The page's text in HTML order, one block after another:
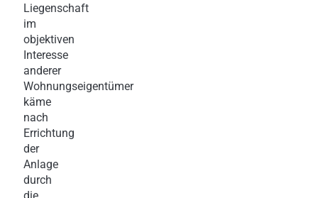
Liegenschaft
im
objektiven
Interesse
anderer
Wohnungseigentümer
käme
nach
Errichtung
der
Anlage
durch